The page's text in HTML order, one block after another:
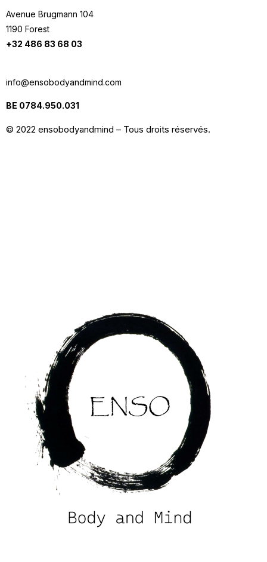
Avenue Brugmann 104
1190 Forest
+32 486 83 68 03
info@ensobodyandmind.com
BE 0784.950.031
© 2022 ensobodyandmind – Tous droits réservés.